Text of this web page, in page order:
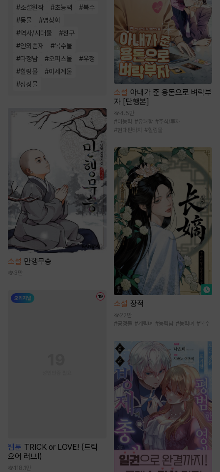
#소설원작 #초능력 #복수
#동물 #영상화
#역사/시대물 #친구
#인외존재 #복수물
#다정남 #오피스물 #우정
#힐링물 #이세계물
#성장물
소설 만행무승
3만
웹툰 TRICK or LOVE! (트릭
오어 러브!)
118.1만
소설 아내가 준 용돈으로 벼락부
자 [단행본]
4.5만
#이능력 #유쾌함 #주식/투자
#현대판타지 #힐링물
소설 장적
22만
#궁정물 #계략녀 #능력남 #능력녀 #복수